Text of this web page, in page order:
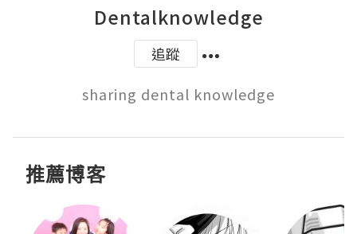
Dentalknowledge
追蹤
sharing dental knowledge
推薦博客